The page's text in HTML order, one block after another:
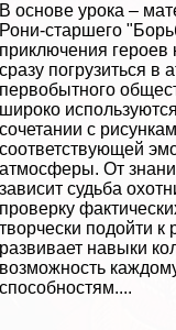
В основе урока –
Рони-старшего
приключения героев
сразу погрузиться в
первобытного
широко
сочетании с
соответствующей
атмосферы. От
зависит судьба
проверку
творчески подойти
развивает навыки
возможность
способностям....